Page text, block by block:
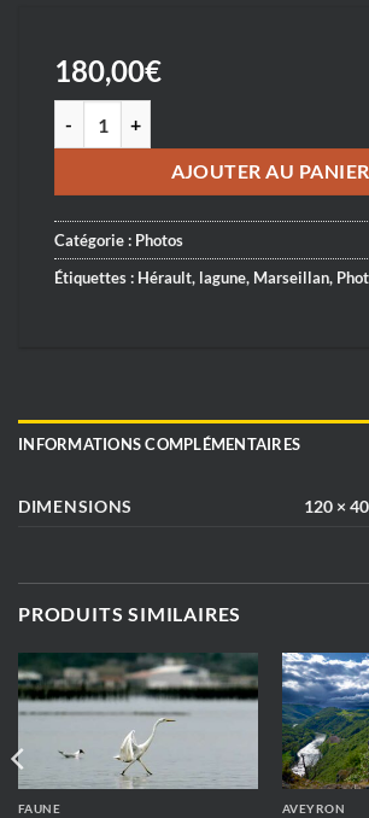
180,00€
AJOUTER AU PANIER
Catégorie : Photos
Étiquettes : Hérault, lagune, Marseillan,
INFORMATIONS COMPLÉMENTAIRES
DIMENSIONS 120 ×
PRODUITS SIMILAIRES
FAUNE AVEYRON